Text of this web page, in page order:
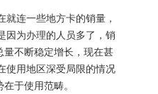
连一些地方卡的销量，
因为办理的人员多了，销
量不断稳定增长，现在甚
使用地区深受局限的情况
于使用范畴。